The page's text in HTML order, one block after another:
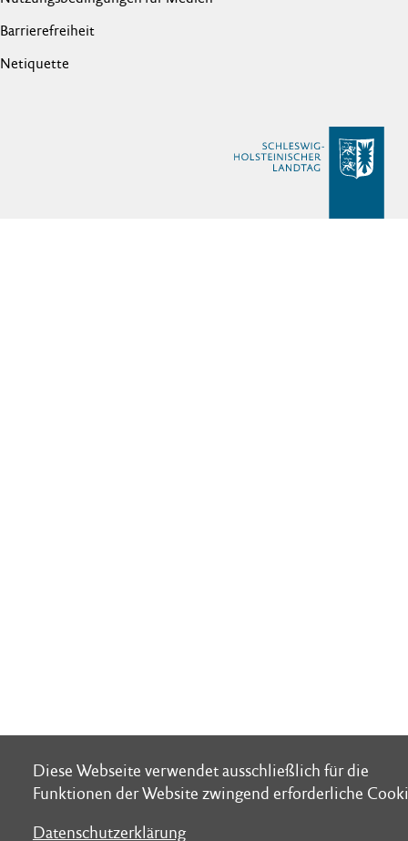
Diese Webseite verwendet ausschließlich für die
Funktionen der Website zwingend erforderliche
Datenschutzerklärung
Diese Webseite verwendet ausschließlich für die
Funktionen der Website zwingend erforderliche
Datenschutzerklärung
Barrierefreiheit
Netiquette